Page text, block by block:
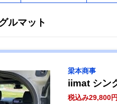
ルマット
梁本商事
iimat シン
税込み29,800